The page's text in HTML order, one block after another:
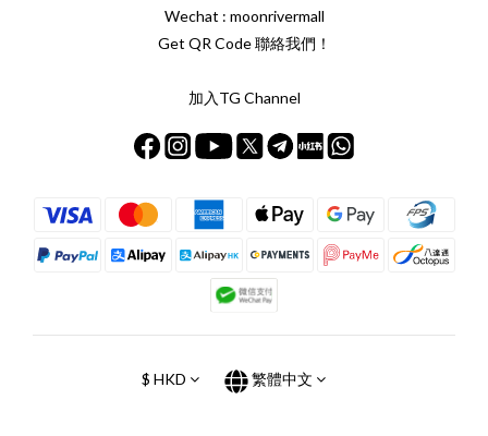
Wechat : moonrivermall
Get QR Code 聯絡我們！
加入TG Channel
$ HKD 繁體中文